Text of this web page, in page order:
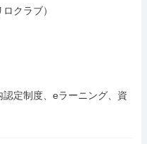
クラブ）
認定制度、eラーニング、資